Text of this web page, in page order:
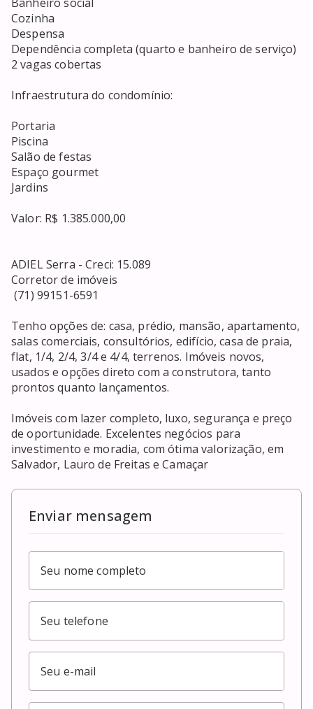
Cozinha
Despensa
Dependência completa (quarto e banheiro de serviço)
2 vagas cobertas
Infraestrutura do condomínio:
Portaria
Piscina
Salão de festas
Espaço gourmet
Jardins
Valor: R$ 1.385.000,00
ADIEL Serra - Creci: 15.089
Corretor de imóveis
(71) 99151-6591
Tenho opções de: casa, prédio, mansão, apartamento,
salas comerciais, consultórios, edifício, casa de praia,
flat, 1/4, 2/4, 3/4 e 4/4, terrenos. Imóveis novos,
usados e opções direto com a construtora, tanto
prontos quanto lançamentos.
Imóveis com lazer completo, luxo, segurança e preço
de oportunidade. Excelentes negócios para
investimento e moradia, com ótima valorização, em
Salvador, Lauro de Freitas e Camaçar
Enviar mensagem